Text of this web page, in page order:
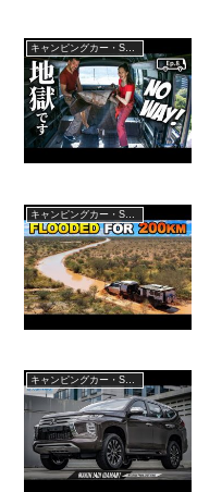
キャンピングカー・SUV人気車種
キャンピングカー・SUV人気車種